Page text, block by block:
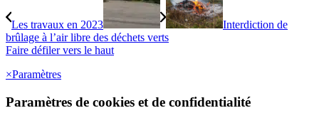
Les travaux en 2023
Interdiction de
brûlage à l’air libre des déchets verts
Faire défiler vers le haut
×Paramètres
Paramètres de cookies et de confidentialité